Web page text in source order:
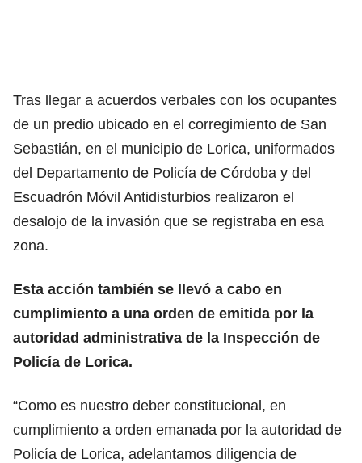
Tras llegar a acuerdos verbales con los ocupantes
de un predio ubicado en el corregimiento de San
Sebastián, en el municipio de Lorica, uniformados
del Departamento de Policía de Córdoba y del
Escuadrón Móvil Antidisturbios realizaron el
desalojo de la invasión que se registraba en esa
zona.
Esta acción también se llevó a cabo en
cumplimiento a una orden de emitida por la
autoridad administrativa de la Inspección de
Policía de Lorica.
“Como es nuestro deber constitucional, en
cumplimiento a orden emanada por la autoridad de
Policía de Lorica, adelantamos diligencia de